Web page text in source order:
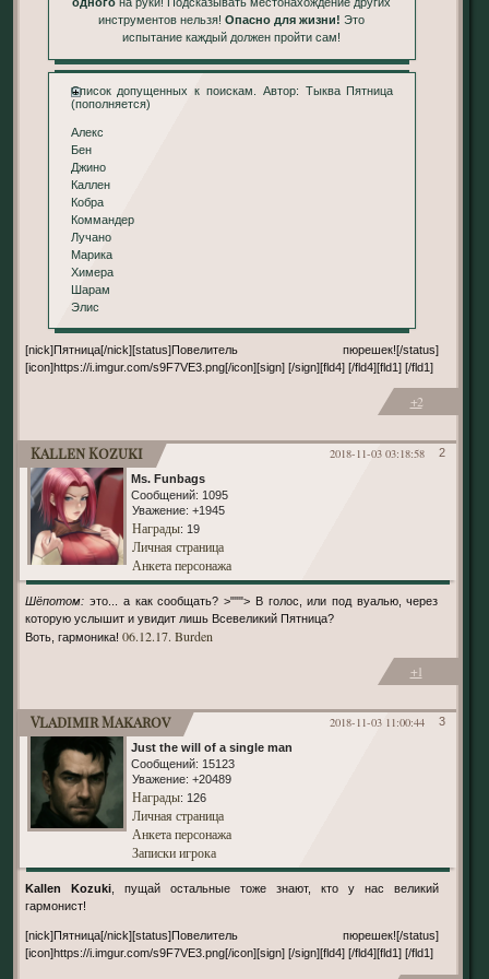
инструментов нельзя!Опасно для жизни! Это
испытание каждый должен пройти сам!
Список допущенных к поискам. Автор: Тыква Пятница
(пополняется)
Алекс
Бен
Джино
Каллен
Кобра
Коммандер
Лучано
Марика
Химера
Шарам
Элис
[nick]Пятница[/nick][status]Повелитель пюрешек![/status]
[icon]https://i.imgur.com/s9F7VE3.png[/icon][sign] [/sign][fld4] [/fld4][fld1] [/fld1]
+2
2
2018-11-03 03:18:58
Kallen Kozuki
Ms. Funbags
Сообщений: 1095
Уважение: +1945
Награды: 19
Личная страница
Анкета персонажа
Шёпотом: это... а как сообщать? >"""> В голос, или под вуалью, через
которую услышит и увидит лишь Всевеликий Пятница?
Воть, гармоника!06.12.17. Burden
+1
3
2018-11-03 11:00:44
Vladimir Makarov
Just the will of a single man
Сообщений: 15123
Уважение: +20489
Награды: 126
Личная страница
Анкета персонажа
Записки игрока
Kallen Kozuki , пущай остальные тоже знают, кто у нас великий
гармонист!
[nick]Пятница[/nick][status]Повелитель пюрешек![/status]
[icon]https://i.imgur.com/s9F7VE3.png[/icon][sign] [/sign][fld4] [/fld4][fld1] [/fld1]